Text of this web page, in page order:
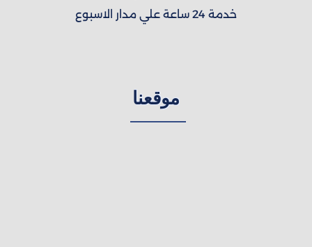
خدمة 24 ساعة علي مدار الاسبوع
موقعنا